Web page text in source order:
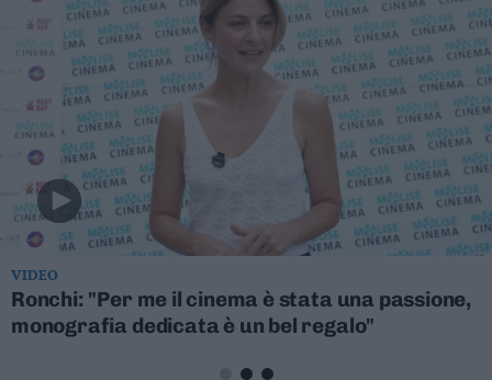
VIDEO
Ronchi: "Per me il cinema è stata una passione,
monografia dedicata è un bel regalo"